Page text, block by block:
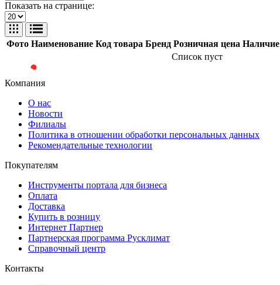
Показать на странице:
Фото Наименование Код товара Бренд Розничная цена Наличие
Список пуст
Компания
О нас
Новости
Филиалы
Политика в отношении обработки персональных данных
Рекомендательные технологии
Покупателям
Инструменты портала для бизнеса
Оплата
Доставка
Купить в розницу
Интернет Партнер
Партнерская программа Русклимат
Справочный центр
Контакты